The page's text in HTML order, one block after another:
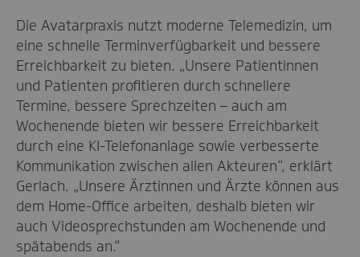
Die Avatarpraxis nutzt moderne Telemedizin, um
eine schnelle Terminverfügbarkeit und bessere
Erreichbarkeit zu bieten. „Unsere Patientinnen
und Patienten profitieren durch schnellere
Termine, bessere Sprechzeiten – auch am
Wochenende bieten wir bessere Erreichbarkeit
durch eine KI-Telefonanlage sowie verbesserte
Kommunikation zwischen allen Akteuren“, erklärt
Gerlach. „Unsere Ärztinnen und Ärzte können aus
dem Home-Office arbeiten, deshalb bieten wir
auch Videosprechstunden am Wochenende und
spätabends an.“